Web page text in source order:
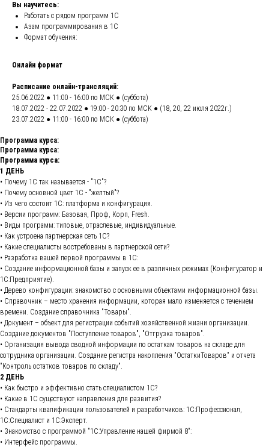
Вы научитесь:
Работать с рядом программ 1С
Азам программирования в 1С
Формат обучения:
Онлайн формат
Расписание онлайн-трансляций:
25.06.2022 ● 11:00 - 16:00 по МСК ● (суббота)
18.07.2022 - 22.07.2022 ● 19:00 - 20:30 по МСК ● (18, 20, 22 июля 2022г.)
23.07.2022 ● 11:00 - 16:00 по МСК ● (суббота)
Программа курса:
Программа курса:
Программа курса:
1 ДЕНЬ
• Почему 1С так называется - "1С"?
• Почему основной цвет 1С - "желтый"?
• Из чего состоит 1С: платформа и конфигурация.
• Версии программ: Базовая, Проф, Корп, Fresh.
• Виды программ: типовые, отраслевые, индивидуальные.
• Как устроена партнерская сеть 1С?
• Какие специалисты востребованы в партнерской сети?
• Разработка вашей первой программы в 1С:
• Создание информационной базы и запуск ее в различных режимах (Конфигуратор и
1С:Предприятие).
• Дерево конфигурации: знакомство с основными объектами информационной базы.
• Справочник – место хранения информации, которая мало изменяется с течением
времени. Создание справочника "Товары".
• Документ – объект для регистрации событий хозяйственной жизни организации.
Создание документов "Поступление товаров", "Отгрузка товаров".
• Организация вывода сводной информации по остаткам товаров на складе для
сотрудника организации. Создание регистра накопления "ОстаткиТоваров" и отчета
"Контроль остатков товаров по складу".
2 ДЕНЬ
• Как быстро и эффективно стать специалистом 1С?
• Какие в 1С существуют направления для развития?
• Стандарты квалификации пользователей и разработчиков: 1С:Профессионал,
1С:Специалист и 1С:Эксперт.
• Знакомство с программой "1С:Управление нашей фирмой 8":
• Интерфейс программы.